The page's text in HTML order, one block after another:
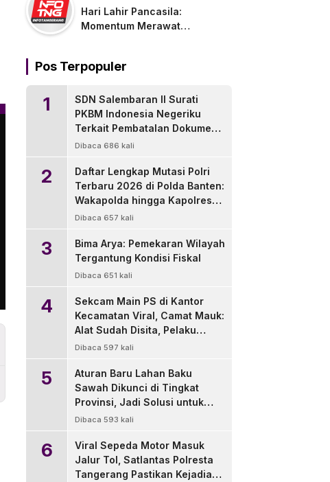
Hari Lahir Pancasila:
Momentum Merawat
Pos Terpopuler
1
SDN Salembaran II Surati
PKBM Indonesia Negeriku
Terkait Pembatalan Dokumen
Pengganti Ijazah
Dibaca 686 kali
2
Daftar Lengkap Mutasi Polri
Terbaru 2026 di Polda Banten:
Wakapolda hingga Kapolres
Diganti
Dibaca 657 kali
3
Bima Arya: Pemekaran Wilayah
Tergantung Kondisi Fiskal
Dibaca 651 kali
4
Sekcam Main PS di Kantor
Kecamatan Viral, Camat Mauk:
Alat Sudah Disita, Pelaku
Disanksi Tegur
Dibaca 597 kali
5
Aturan Baru Lahan Baku
Sawah Dikunci di Tingkat
Provinsi, Jadi Solusi untuk
Pemda dan Pengembang
Dibaca 593 kali
6
Viral Sepeda Motor Masuk
Jalur Tol, Satlantas Polresta
Tangerang Pastikan Kejadian